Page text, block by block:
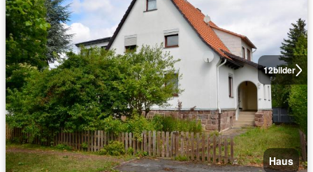
12bilder
Haus